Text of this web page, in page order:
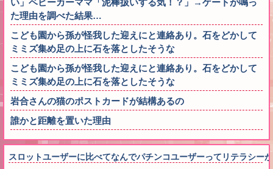
い」ベビーカーママ「泥棒扱いする気！？」→ゲートが鳴っ
た理由を調べた結果…
こども園から孫が怪我した迎えにと連絡あり。石をどかして
ミミズ集め足の上に石を落としたそうな
こども園から孫が怪我した迎えにと連絡あり。石をどかして
ミミズ集め足の上に石を落としたそうな
岩合さんの猫のポストカードが結構あるの
誰かと距離を置いた理由
スロットユーザーに比べてなんでパチンコユーザーってリテラシー